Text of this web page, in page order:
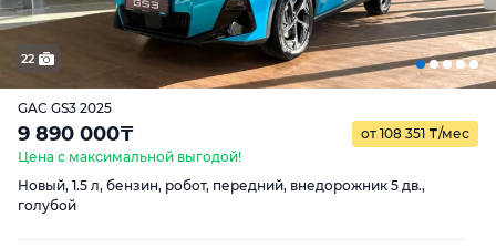
22
GAC GS3 2025
9 890 000₸ от 108 351 ₸/мес
Цена с максимальной выгодой!
Новый, 1.5 л, бензин, робот, передний, внедорожник 5 дв.,
голубой